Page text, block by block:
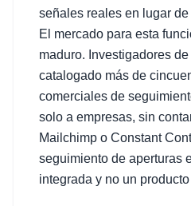
señales reales en lugar
El mercado para esta
maduro. Investigadores
catalogado más de
comerciales de
solo a empresas, sin
Mailchimp o Constant
seguimiento de aperturas
integrada y no un